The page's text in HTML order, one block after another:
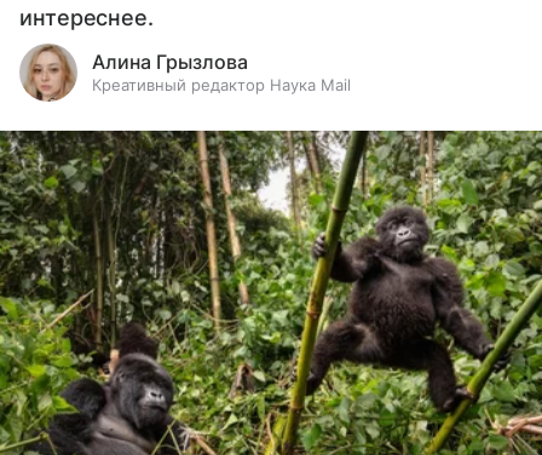
интереснее.
Алина Грызлова
Креативный редактор Наука Mail